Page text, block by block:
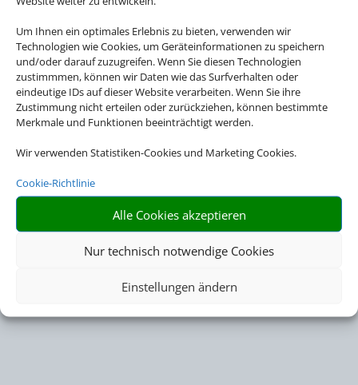
Um Ihnen ein optimales Erlebnis zu bieten, verwenden wir
Technologien wie Cookies, um Geräteinformationen zu speichern
und/oder darauf zuzugreifen. Wenn Sie diesen Technologien
zustimmmen, können wir Daten wie das Surfverhalten oder
eindeutige IDs auf dieser Website verarbeiten. Wenn Sie ihre
Zustimmung nicht erteilen oder zurückziehen, können bestimmte
Merkmale und Funktionen beeinträchtigt werden.
Wir verwenden Statistiken-Cookies und Marketing Cookies.
Cookie-Richtlinie
Alle Cookies akzeptieren
Nur technisch notwendige Cookies
Einstellungen ändern